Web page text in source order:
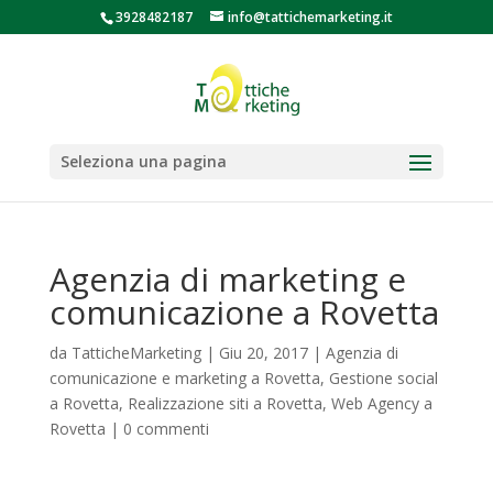
3928482187 info@tattichemarketing.it
Seleziona una pagina
Agenzia di marketing e
comunicazione a Rovetta
da TatticheMarketing| Giu 20, 2017| Agenzia di
comunicazione e marketing a Rovetta, Gestione social
a Rovetta, Realizzazione siti a Rovetta, Web Agency a
Rovetta | 0 commenti